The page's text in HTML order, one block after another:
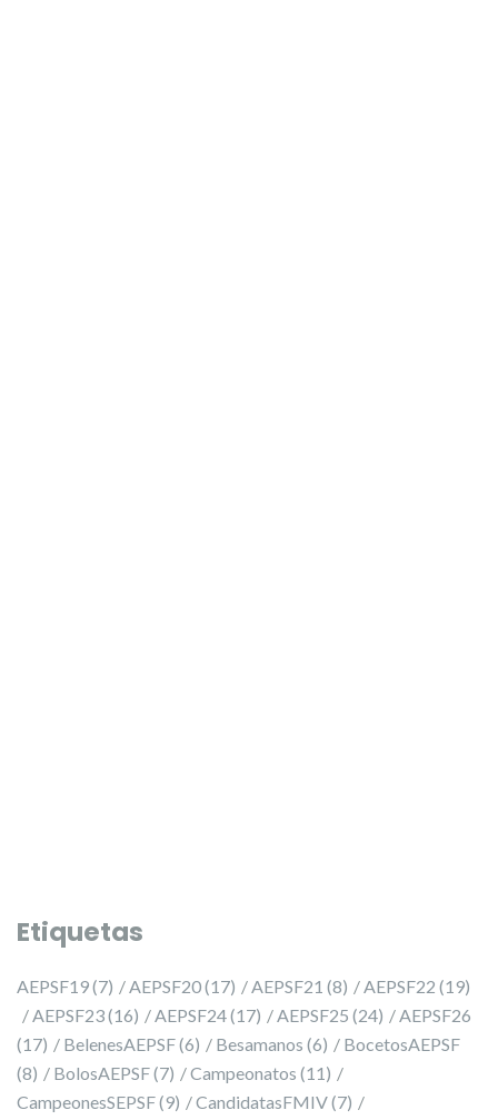
Etiquetas
AEPSF19(7) AEPSF20(17) AEPSF21 (8) AEPSF22 (19)
AEPSF23(16) AEPSF24(17) AEPSF25 (24)
AEPSF26
(17)
BelenesAEPSF(6) Besamanos (6)
BocetosAEPSF
(8)
BolosAEPSF(7) Campeonatos (11)
CampeonesSEPSF(9) CandidatasFMIV(7)